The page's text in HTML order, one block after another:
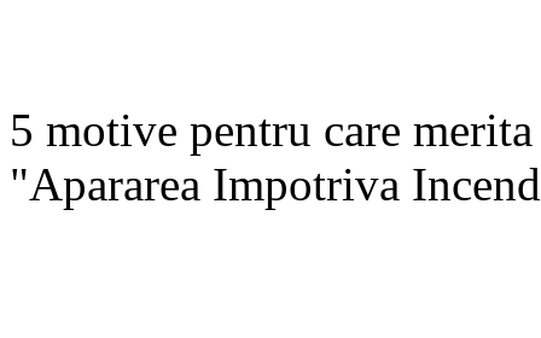
5 motive pentru care
"Apararea Impotriva